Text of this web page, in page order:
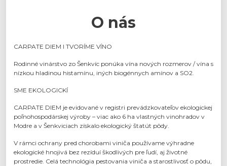
O nás
CARPATE DIEM I TVORÍME VÍNO
Rodinné vinárstvo zo Šenkvíc ponúka vína nových rozmerov / vína s
nízkou hladinou histamínu, iných biogénnych amínov a SO2.
SME EKOLOGICKÍ
CARPATE DIEM je evidované v registri prevádzkovateľov ekologickej
poľnohospodárskej výroby – viac ako 6 ha vlastných vinohradov v
Modre a v Šenkviciach získalo ekologický štatút pôdy.
V rámci ochrany pred chorobami viniča používame výhradne
ekologické hnojivá bez rezíduí škodlivých pre ľudí, aj životné
prostredie. Celá technológia pestovania viniča a starostlivosť o pôdu,